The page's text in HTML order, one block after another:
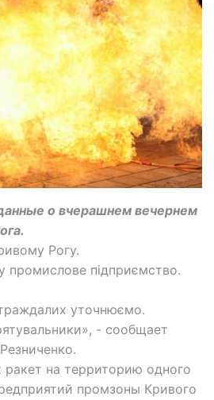
о вчерашнем вечернем
Рогу.
промислове підприємство.
уточнюємо.
- сообщает
ракет на территорию одного
промзоны Кривого